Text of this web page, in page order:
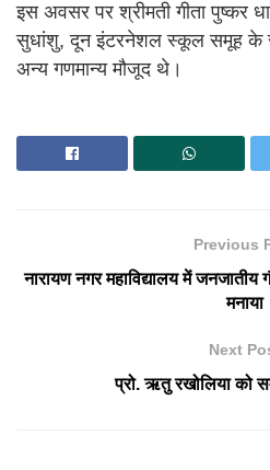
इस अवसर पर श्रीमती गीता पुष्कर
सुधांशु, दून इंटरनेशल स्कूल समूह के
अन्य गणमान्य मौजूद थे।
Previous
नारायण नगर महाविद्यालय में
मनाया
Next
प्रो. ऋतु रखोलिया को